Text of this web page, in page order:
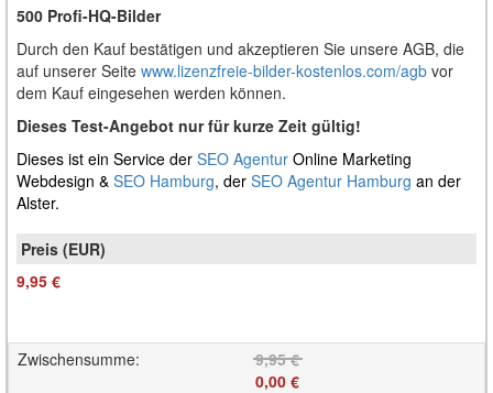
500 Profi-HQ-Bilder
Durch den Kauf bestätigen und akzeptieren Sie unsere AGB, die
auf unserer Seite www.lizenzfreie-bilder-kostenlos.com/agb vor
dem Kauf eingesehen werden können.
Dieses Test-Angebot nur für kurze Zeit gültig!
Dieses ist ein Service der SEO Agentur Online Marketing
Webdesign & SEO Hamburg, der SEO Agentur Hamburg an der
Alster.
9,95 €
Zwischensumme:
9,95 €
0,00 €